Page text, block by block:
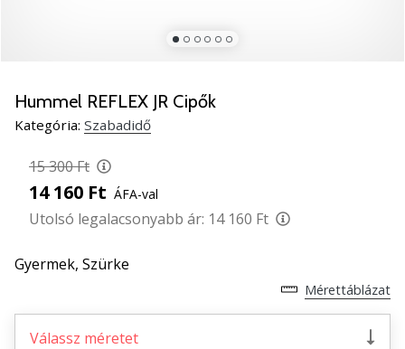
új
PUMA
Accelerate
SQD
kézilabda
Fedezd
fel
technikai
újdonságokat
Hummel REFLEX JR Cipők
Kategória: Szabadidő
15 300 Ft
14 160 Ft ÁFA-val
Utolsó legalacsonyabb ár: 14 160 Ft
Gyermek, Szürke
Mérettáblázat
Válassz méretet